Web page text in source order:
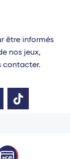
être informés
nos jeux,
contacter.